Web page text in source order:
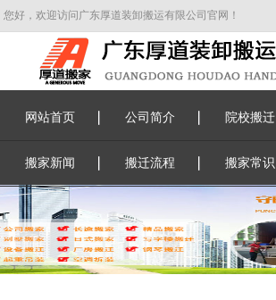
您好，欢迎访问广东厚道装卸搬运有限公司官网！
网站首页 公司简介 院校搬迁
搬家新闻 搬迁流程 搬家常识